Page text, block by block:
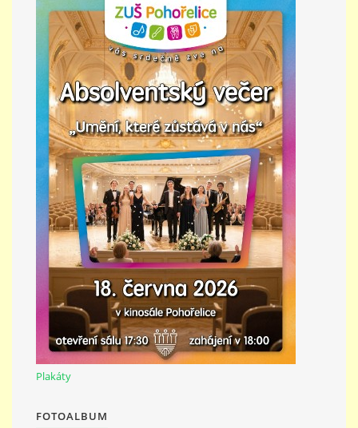
PŘÍMĚSTSKÝ TÁBOR
MISS VÝTVARNÝ MODEL
ZAMĚSTNÁNÍ
DOTACE
GDPR
ZUŠ Pohořelice
Školní 462
Pohořelice
691 23
Plakáty
FOTOALBUM